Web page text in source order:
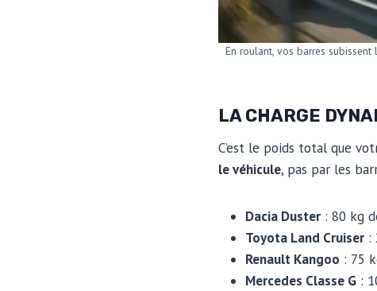
En roulant, vos barres
LA CHARGE
C’est le poids total que
le véhicule, pas par les
Dacia Duster : 80 kg
Toyota Land Cruiser :
Renault Kangoo : 75
Mercedes Classe G :